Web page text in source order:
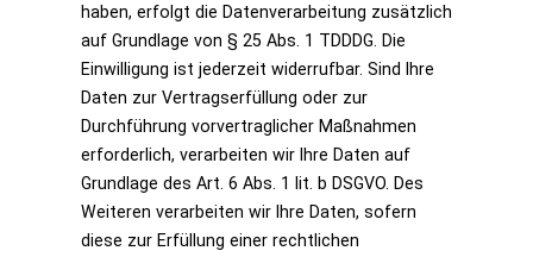
haben, erfolgt die Datenverarbeitung zusätzlich
auf Grundlage von § 25 Abs. 1 TDDDG. Die
Einwilligung ist jederzeit widerrufbar. Sind Ihre
Daten zur Vertragserfüllung oder zur
Durchführung vorvertraglicher Maßnahmen
erforderlich, verarbeiten wir Ihre Daten auf
Grundlage des Art. 6 Abs. 1 lit. b DSGVO. Des
Weiteren verarbeiten wir Ihre Daten, sofern
diese zur Erfüllung einer rechtlichen